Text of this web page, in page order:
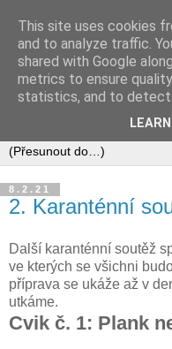
8.2.21
2. Karanténní
Další karanténní soutěž
ve kterých se všichni
příprava se ukáže až v
utkáme.
Cvik č. 1: Plank
This site uses cookies
and to analyze traffic.
shared with Google
metrics to ensure
statistics, and to detect